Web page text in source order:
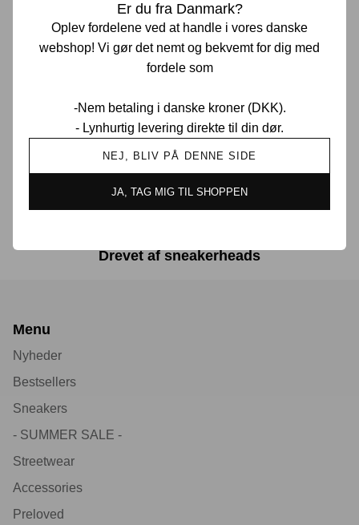
Er du fra Danmark?
Oplev fordelene ved at handle i vores danske
webshop! Vi gør det nemt og bekvemt for dig med
fordele som
-Nem betaling i danske kroner (DKK).
- Lynhurtig levering direkte til din dør.
NEJ, BLIV PÅ DENNE SIDE
JA, TAG MIG TIL SHOPPEN
Prisgaranti i Danmark
30 dages returret
Drevet af sneakerheads
Menu
Nyheder
Bestsellers
Sneakers
- SUMMER SALE -
Streetwear
Accessories
Preloved